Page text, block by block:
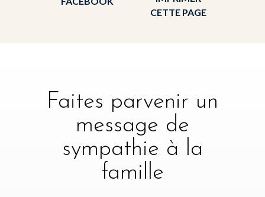
CETTE PAGE
Faites parvenir un
message de
sympathie à la
famille